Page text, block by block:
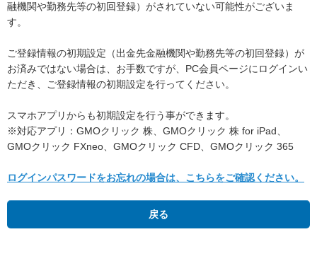
融機関や勤務先等の初回登録）がされていない可能性がございま
す。
ご登録情報の初期設定（出金先金融機関や勤務先等の初回登録）が
お済みではない場合は、お手数ですが、PC会員ページにログインい
ただき、ご登録情報の初期設定を行ってください。
スマホアプリからも初期設定を行う事ができます。
※対応アプリ：GMOクリック 株、GMOクリック 株 for iPad、
GMOクリック FXneo、GMOクリック CFD、GMOクリック 365
ログインパスワードをお忘れの場合は、こちらをご確認ください。
戻る